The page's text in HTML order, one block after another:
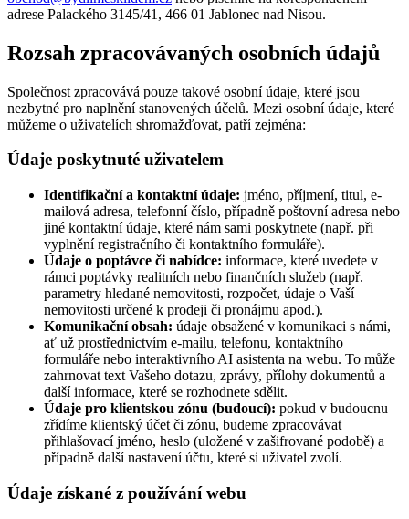
adrese Palackého 3145/41, 466 01 Jablonec nad Nisou.
Rozsah zpracovávaných osobních údajů
Společnost zpracovává pouze takové osobní údaje, které jsou
nezbytné pro naplnění stanovených účelů. Mezi osobní údaje, které
můžeme o uživatelích shromažďovat, patří zejména:
Údaje poskytnuté uživatelem
Identifikační a kontaktní údaje: jméno, příjmení, titul, e-
mailová adresa, telefonní číslo, případně poštovní adresa nebo
jiné kontaktní údaje, které nám sami poskytnete (např. při
vyplnění registračního či kontaktního formuláře).
Údaje o poptávce či nabídce: informace, které uvedete v
rámci poptávky realitních nebo finančních služeb (např.
parametry hledané nemovitosti, rozpočet, údaje o Vaší
nemovitosti určené k prodeji či pronájmu apod.).
Komunikační obsah: údaje obsažené v komunikaci s námi,
ať už prostřednictvím e-mailu, telefonu, kontaktního
formuláře nebo interaktivního AI asistenta na webu. To může
zahrnovat text Vašeho dotazu, zprávy, přílohy dokumentů a
další informace, které se rozhodnete sdělit.
Údaje pro klientskou zónu (budoucí): pokud v budoucnu
zřídíme klientský účet či zónu, budeme zpracovávat
přihlašovací jméno, heslo (uložené v zašifrované podobě) a
případně další nastavení účtu, které si uživatel zvolí.
Údaje získané z používání webu